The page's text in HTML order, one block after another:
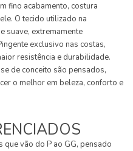
fino acabamento, costura
O tecido utilizado na
suave, extremamente
exclusivo nas costas,
resistência e durabilidade.
de conceito são pensados,
o melhor em beleza, conforto e
vão do P ao GG, pensado